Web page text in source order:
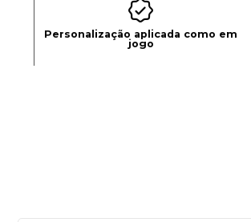
Personalização aplicada como em
jogo